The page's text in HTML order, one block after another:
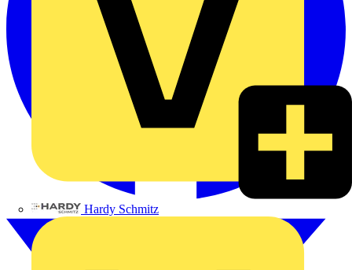
Hardy Schmitz